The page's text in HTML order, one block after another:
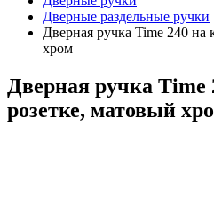
Дверные раздельные ручки
Дверная ручка Time 240 на
хром
Дверная ручка Time
розетке, матовый